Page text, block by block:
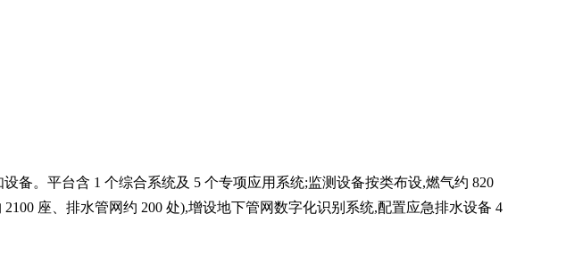
备。平台含 1 个综合系统及 5 个专项应用系统;监测设备按类布设,燃气约 820
座、排水管网约 200 处),增设地下管网数字化识别系统,配置应急排水设备 4